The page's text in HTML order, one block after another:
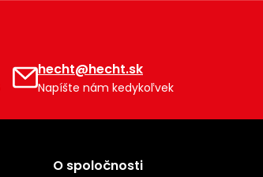
hecht@hecht.sk
Napíšte nám kedykoľvek
O spoločnosti